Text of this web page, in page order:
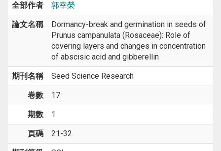
全部作者 郭幸榮
論文名稱
Dormancy-break and germination in seeds of
Prunus campanulata (Rosaceae): Role of
covering layers and changes in concentration
of abscisic acid and gibberellin
期刊名稱 Seed Science Research
卷數 17
期數 1
頁碼 21-32